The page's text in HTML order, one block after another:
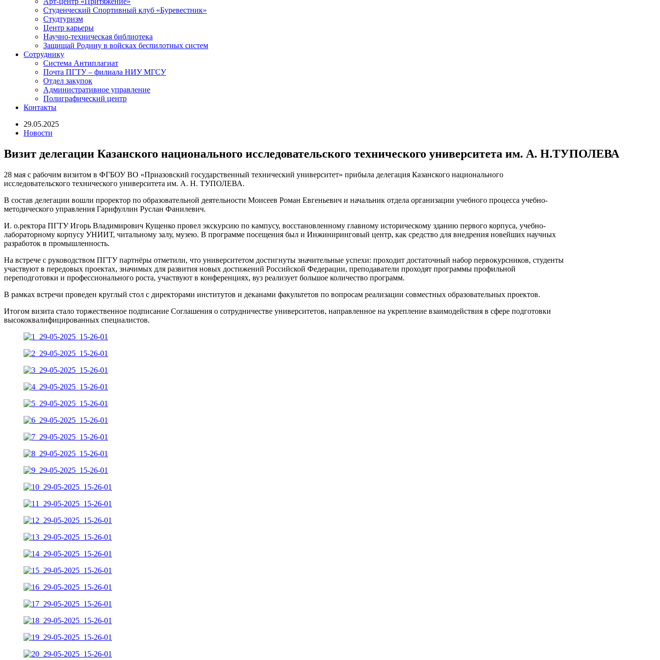
Студенческий Спортивный клуб «Буревестник»
Студтуризм
Центр карьеры
Научно-техническая библиотека
Защищай Родину в войсках беспилотных систем
Сотруднику
Система Антиплагиат
Почта ПГТУ – филиала НИУ МГСУ
Отдел закупок
Административное управление
Полиграфический центр
Контакты
29.05.2025
Новости
Визит делегации Казанского национального исследовательского технического университета им. А. Н.ТУПОЛЕВА
28 мая с рабочим визитом в ФГБОУ ВО «Приазовский государственный технический университет» прибыла делегация Казанского национального
исследовательского технического университета им. А. Н. ТУПОЛЕВА.
В состав делегации вошли проректор по образовательной деятельности Моисеев Роман Евгеньевич и начальник отдела организации учебного процесса учебно-
методического управления Гарифуллин Руслан Фанилевич.
И. о.ректора ПГТУ Игорь Владимирович Кущенко провел экскурсию по кампусу, восстановленному главному историческому зданию первого корпуса, учебно-
лабораторному корпусу УНИИТ, читальному залу, музею. В программе посещения был и Инжиниринговый центр, как средство для внедрения новейших научных
разработок в промышленность.
На встрече с руководством ПГТУ партнёры отметили, что университетом достигнуты значительные успехи: проходит достаточный набор первокурсников, студенты
участвуют в передовых проектах, значимых для развития новых достижений Российской Федерации, преподаватели проходят программы профильной
переподготовки и профессионального роста, участвуют в конференциях, вуз реализует большое количество программ.
В рамках встречи проведен круглый стол с директорами институтов и деканами факультетов по вопросам реализации совместных образовательных проектов.
Итогом визита стало торжественное подписание Соглашения о сотрудничестве университетов, направленное на укрепление взаимодействия в сфере подготовки
высококвалифицированных специалистов.